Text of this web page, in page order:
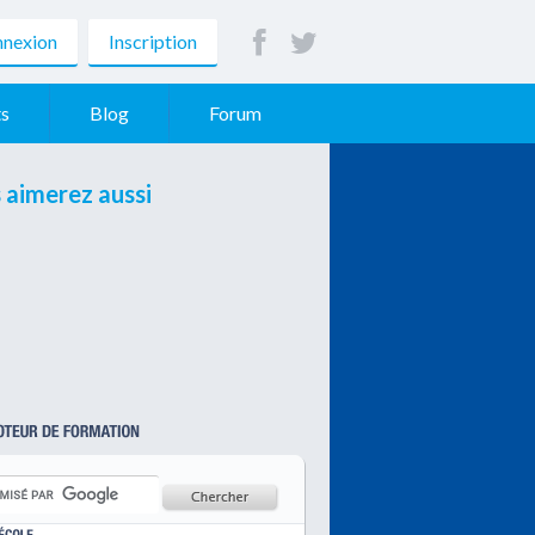
Inscription
Blog Forum
aimerez aussi